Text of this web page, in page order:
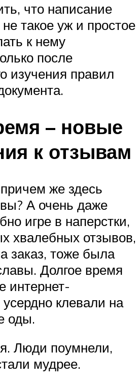
что написание
такое уж и простое
к нему
после
изучения правил
– новые
к отзывам
же здесь
А очень даже
игре в наперстки,
хвалебных отзывов,
заказ, тоже была
Долгое время
интернет-
клевали на
оды.
Люди поумнели,
мудрее.